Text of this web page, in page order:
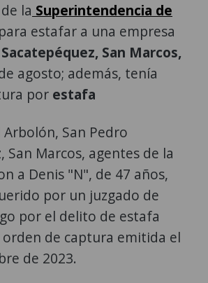
la Superintendencia de
para estafar a una empresa
San Marcos,
agosto; además, tenía
por estafa
Arbolón, San Pedro
San Marcos, agentes de la
a Denis "N", de 47 años,
por un juzgado de
por el delito de estafa
de captura emitida el
de 2023.